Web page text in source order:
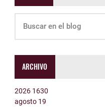
ARCHIVO
2026 1630
agosto 19